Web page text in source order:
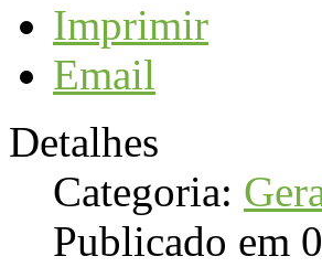
Imprimir
Email
Detalhes
Categoria:
Publicado em